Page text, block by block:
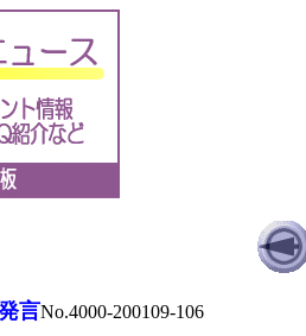
言No.4000-200109-106